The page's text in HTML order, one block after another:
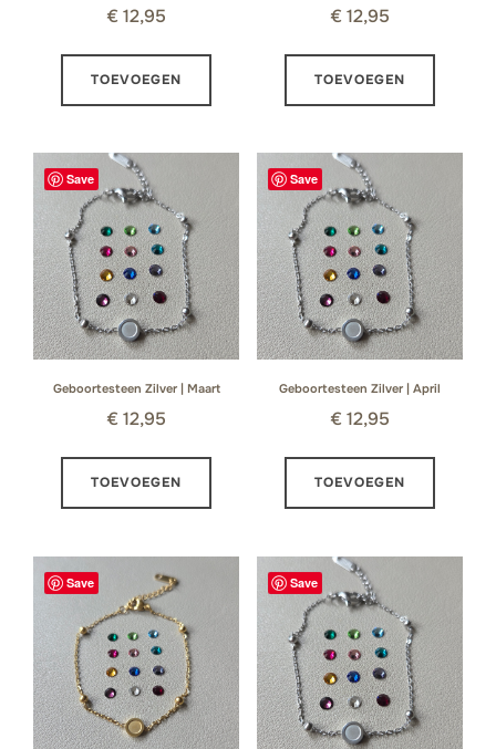
€ 12,95
TOEVOEGEN
€ 12,95
TOEVOEGEN
Save
Geboortesteen Zilver | Maart
€ 12,95
TOEVOEGEN
Save
Geboortesteen Zilver | April
€ 12,95
TOEVOEGEN
Save Save